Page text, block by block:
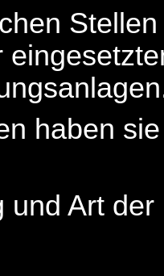
haben
und Art der